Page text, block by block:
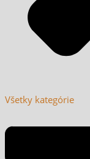
Všetky kategórie